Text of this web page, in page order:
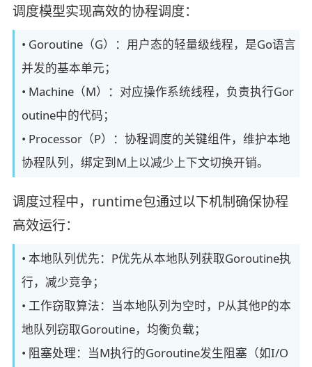
调度模型实现高效的协程调度：
• Goroutine（G）：用户态的轻量级线程，是Go语言
并发的基本单元；
• Machine（M）：对应操作系统线程，负责执行Gor
outine中的代码；
• Processor（P）：协程调度的关键组件，维护本地
协程队列，绑定到M上以减少上下文切换开销。
调度过程中，runtime包通过以下机制确保协程
高效运行：
• 本地队列优先：P优先从本地队列获取Goroutine执
行，减少竞争；
• 工作窃取算法：当本地队列为空时，P从其他P的本
地队列窃取Goroutine，均衡负载；
• 阻塞处理：当M执行的Goroutine发生阻塞（如I/O